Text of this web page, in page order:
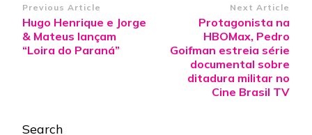
Post
Navigation
Previous Article
Hugo Henrique e Jorge
& Mateus lançam
“Loira do Paraná”
Next Article
Protagonista na
HBOMax, Pedro
Goifman estreia série
documental sobre
ditadura militar no
Cine Brasil TV
Search